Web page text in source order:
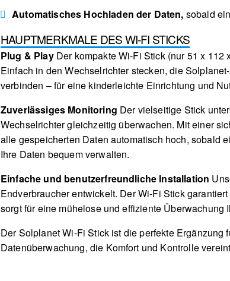
Automatisches Hochladen der Daten, sobald
HAUPTMERKMALE DES WI-FI STICKS
Plug & PlayDer kompakte Wi-Fi Stick (nur 51 x 112
Einfach in den Wechselrichter stecken, die
verbinden – für eine kinderleichte Einrichtung und
Zuverlässiges Monitoring Der vielseitige Stick
Wechselrichter gleichzeitig überwachen. Mit einer
alle gespeicherten Daten automatisch hoch, sobald
Ihre Daten bequem verwalten.
Einfache und benutzerfreundliche Installation
Endverbraucher entwickelt. Der Wi-Fi Stick
sorgt für eine mühelose und effiziente Überwachung
Der Solplanet Wi-Fi Stick ist die perfekte
Datenüberwachung, die Komfort und Kontrolle